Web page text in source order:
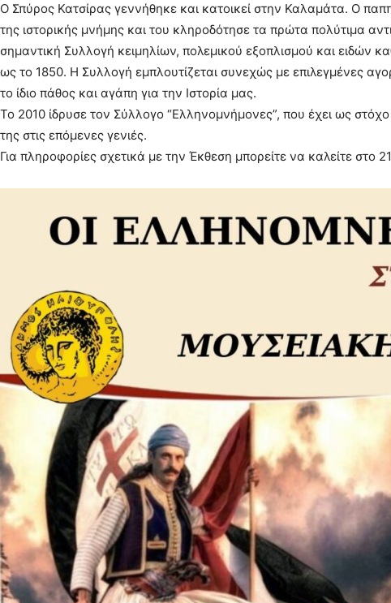
Ο Σπύρος Κατσίρας γεννήθηκε και κατοικεί στην Καλαμάτα. Ο
της ιστορικής μνήμης και του κληροδότησε τα πρώτα πολύτιμα
σημαντική Συλλογή κειμηλίων, πολεμικού εξοπλισμού και ειδών
ως το 1850. Η Συλλογή εμπλουτίζεται συνεχώς με επιλεγμένες
το ίδιο πάθος και αγάπη για την Ιστορία μας.
Το 2010 ίδρυσε τον Σύλλογο “Ελληνομνήμονες”, που έχει ως
της στις επόμενες γενιές.
Για πληροφορίες σχετικά με την Έκθεση μπορείτε να καλείτε στο